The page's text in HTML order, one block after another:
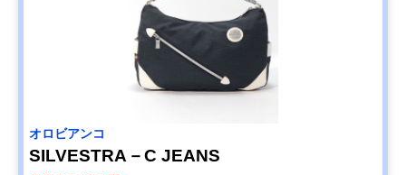
オロビアンコ
SILVESTRA－C JEANS